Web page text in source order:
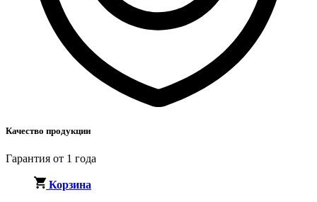
Качество продукции
Гарантия от 1 года
Корзина